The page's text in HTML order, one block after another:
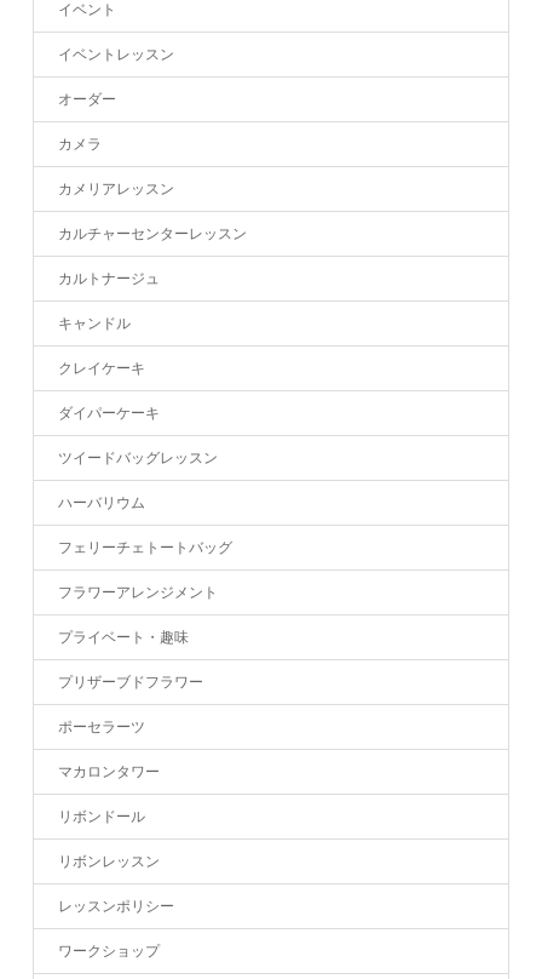
イベント
イベントレッスン
オーダー
カメラ
カメリアレッスン
カルチャーセンターレッスン
カルトナージュ
キャンドル
クレイケーキ
ダイパーケーキ
ツイードバッグレッスン
ハーバリウム
フェリーチェトートバッグ
フラワーアレンジメント
プライベート・趣味
プリザーブドフラワー
ポーセラーツ
マカロンタワー
リボンドール
リボンレッスン
レッスンポリシー
ワークショップ